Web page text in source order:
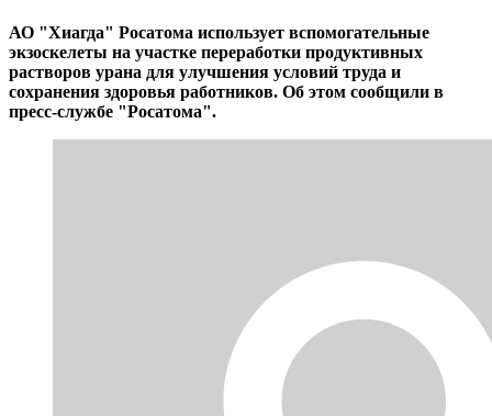
АО "Хиагда" Росатома использует вспомогательные
экзоскелеты на участке переработки продуктивных
растворов урана для улучшения условий труда и
сохранения здоровья работников. Об этом сообщили в
пресс-службе "Росатома".